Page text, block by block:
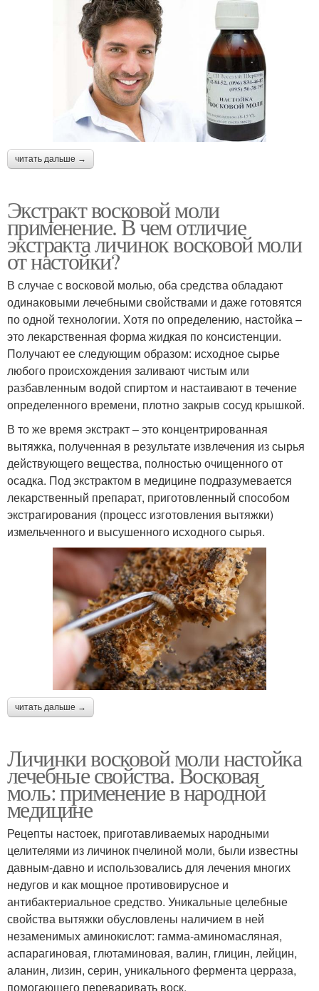
читать дальше →
Экстракт восковой моли
применение. В чем отличие
экстракта личинок восковой моли
от настойки?
В случае с восковой молью, оба средства обладают
одинаковыми лечебными свойствами и даже готовятся
по одной технологии. Хотя по определению, настойка –
это лекарственная форма жидкая по консистенции.
Получают ее следующим образом: исходное сырье
любого происхождения заливают чистым или
разбавленным водой спиртом и настаивают в течение
определенного времени, плотно закрыв сосуд крышкой.
В то же время экстракт – это концентрированная
вытяжка, полученная в результате извлечения из сырья
действующего вещества, полностью очищенного от
осадка. Под экстрактом в медицине подразумевается
лекарственный препарат, приготовленный способом
экстрагирования (процесс изготовления вытяжки)
измельченного и высушенного исходного сырья.
читать дальше →
Личинки восковой моли настойка
лечебные свойства. Восковая
моль: применение в народной
медицине
Рецепты настоек, приготавливаемых народными
целителями из личинок пчелиной моли, были известны
давным-давно и использовались для лечения многих
недугов и как мощное противовирусное и
антибактериальное средство. Уникальные целебные
свойства вытяжки обусловлены наличием в ней
незаменимых аминокислот: гамма-аминомасляная,
аспарагиновая, глютаминовая, валин, глицин, лейцин,
аланин, лизин, серин, уникального фермента церраза,
помогающего переваривать воск.